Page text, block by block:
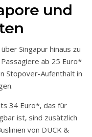
und
Singapur hinaus zu
ab 25 Euro*
Stopover-Aufenthalt in
34 Euro*, das für
ist, sind zusätzlich
von DUCK &